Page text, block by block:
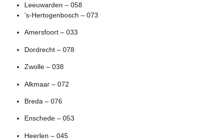
Leeuwarden – 058
’s-Hertogenbosch – 073
Amersfoort – 033
Dordrecht – 078
Zwolle – 038
Alkmaar – 072
Breda – 076
Enschede – 053
Heerlen – 045